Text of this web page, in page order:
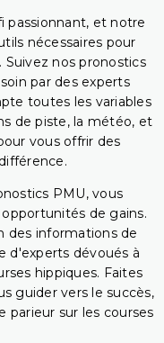
passionnant, et notre
nécessaires pour
Suivez nos pronostics
par des experts
toutes les variables
de piste, la météo, et
vous offrir des
PMU, vous
de gains.
des informations de
d'experts dévoués à
hippiques. Faites
guider vers le succès,
parieur sur les courses